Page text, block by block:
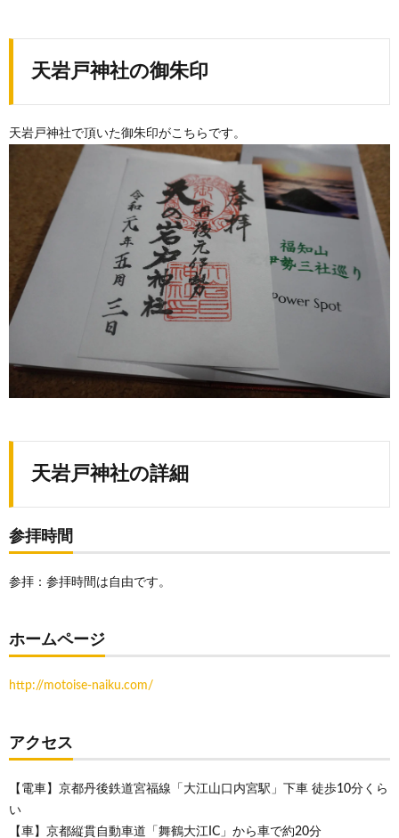
天岩戸神社の御朱印
天岩戸神社で頂いた御朱印がこちらです。
天岩戸神社の詳細
参拝時間
参拝：参拝時間は自由です。
ホームページ
http://motoise-naiku.com/
アクセス
【電車】京都丹後鉄道宮福線「大江山口内宮駅」下車 徒歩10分くら
い
【車】京都縦貫自動車道「舞鶴大江IC」から車で約20分